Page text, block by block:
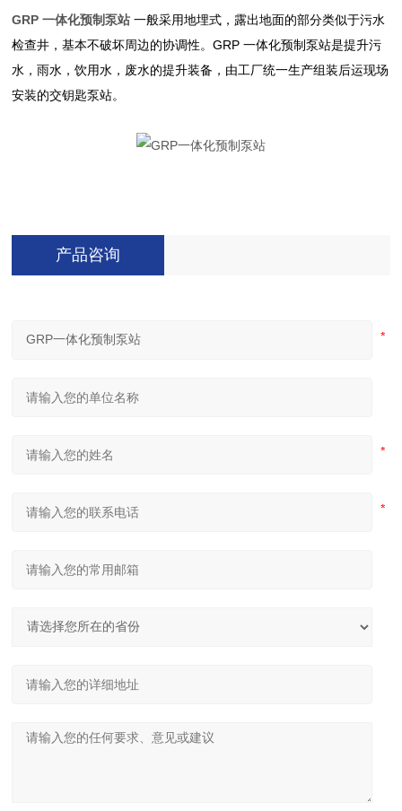
GRP 一体化预制泵站一般采用地埋式，露出地面的部分类似于污水
检查井，基本不破坏周边的协调性。GRP 一体化预制泵站是提升污
水，雨水，饮用水，废水的提升装备，由工厂统一生产组装后运现场
安装的交钥匙泵站。
产品咨询